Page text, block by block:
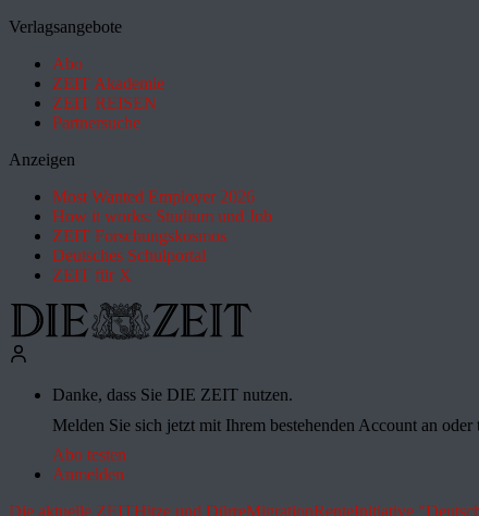
Verlagsangebote
Abo
ZEIT Akademie
ZEIT REISEN
Partnersuche
Anzeigen
Most Wanted Employer 2026
How it works: Studium und Job
ZEIT Forschungskosmos
Deutsches Schulportal
ZEIT für X
Danke, dass Sie DIE ZEIT nutzen.
Melden Sie sich jetzt mit Ihrem bestehenden Account an
Abo testen
Anmelden
Die aktuelle ZEITHitze und DürreMigrationRenteInitiative